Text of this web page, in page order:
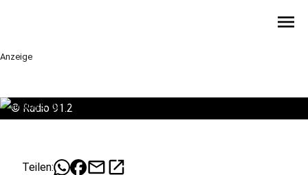
menu
Anzeige
© Radio 91.2
Teilen: mailopen_in_new